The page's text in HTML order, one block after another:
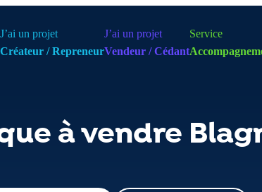
J’ai un projet
Créateur / Repreneur
J’ai un projet
Vendeur / Cédant
Service
à vendre